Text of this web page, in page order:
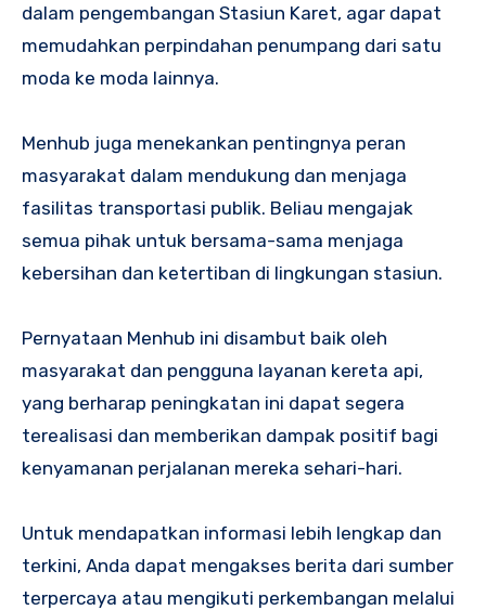
dalam pengembangan Stasiun Karet, agar dapat
memudahkan perpindahan penumpang dari satu
moda ke moda lainnya.
Menhub juga menekankan pentingnya peran
masyarakat dalam mendukung dan menjaga
fasilitas transportasi publik. Beliau mengajak
semua pihak untuk bersama-sama menjaga
kebersihan dan ketertiban di lingkungan stasiun.
Pernyataan Menhub ini disambut baik oleh
masyarakat dan pengguna layanan kereta api,
yang berharap peningkatan ini dapat segera
terealisasi dan memberikan dampak positif bagi
kenyamanan perjalanan mereka sehari-hari.
Untuk mendapatkan informasi lebih lengkap dan
terkini, Anda dapat mengakses berita dari sumber
terpercaya atau mengikuti perkembangan melalui